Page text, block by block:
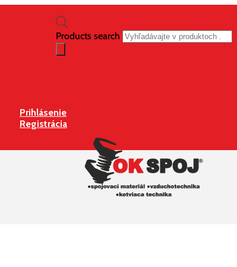
Products search
Prihlásenie
Registrácia